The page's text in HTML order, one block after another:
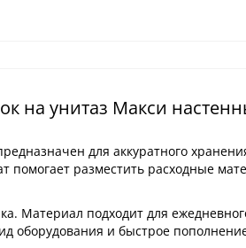
на унитаз Макси
для аккуратного
помогает разместить расходные
Материал подходит для
оборудования и быстрое